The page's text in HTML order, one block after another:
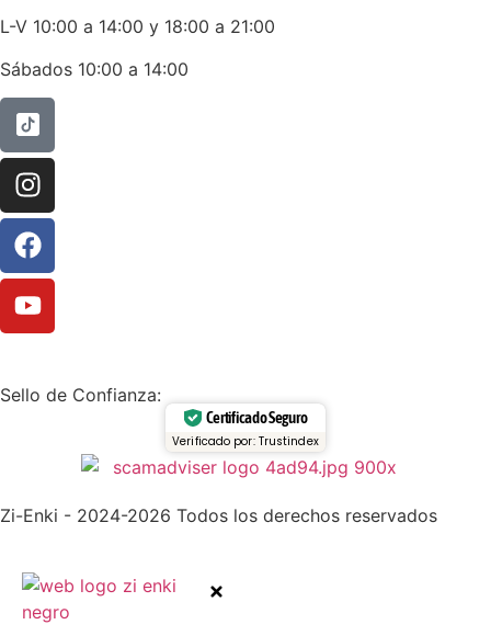
L-V 10:00 a 14:00 y 18:00 a 21:00
Sábados 10:00 a 14:00
Sello de Confianza:
Certificado Seguro
Verificado por: Trustindex
Zi-Enki - 2024-2026 Todos los derechos reservados